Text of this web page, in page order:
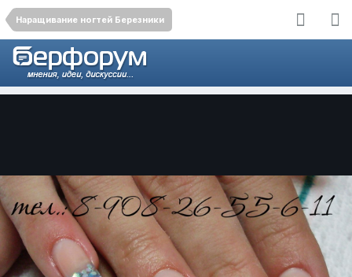
Наращивание ногтей Березники